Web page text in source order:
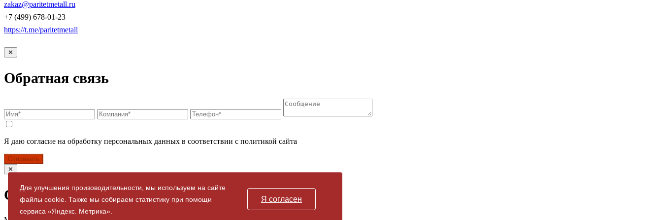
zakaz@paritetmetall.ru
+7 (499) 678-01-23
https://t.me/paritetmetall
Для улучшения произоводительности, мы используем на сайте
файлы cookie. Также мы собираем статистику при помощи
сервиса «Яндекс. Метрика».
Я согласен
✕
Обратная связь
Я даю согласие на обработку персональных данных в соответствии с политикой сайта
Отправить
✕
Спасибо за заявку